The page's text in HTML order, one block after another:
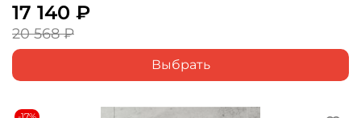
17 140 ₽
20 568 ₽
Выбрать